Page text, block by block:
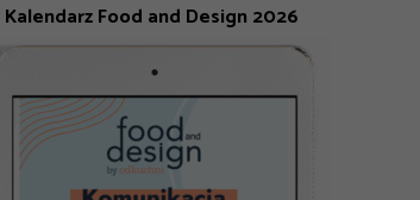
Kalendarz Food and Design 2026